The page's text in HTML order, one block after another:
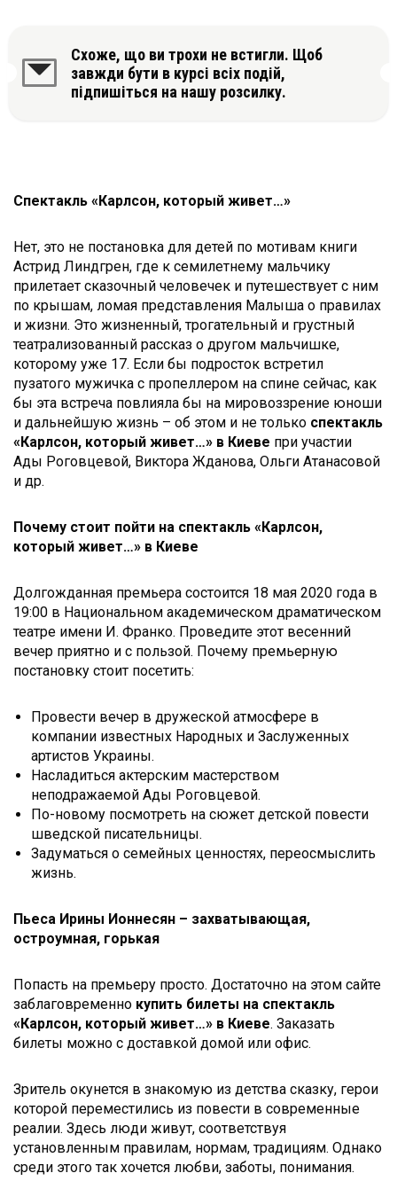
Схоже, що ви трохи не встигли. Щоб
завжди бути в курсі всіх подій,
підпишіться на нашу розсилку.
Спектакль «Карлсон, который живет…»
Нет, это не постановка для детей по мотивам книги
Астрид Линдгрен, где к семилетнему мальчику
прилетает сказочный человечек и путешествует с ним
по крышам, ломая представления Малыша о правилах
и жизни. Это жизненный, трогательный и грустный
театрализованный рассказ о другом мальчишке,
которому уже 17. Если бы подросток встретил
пузатого мужичка с пропеллером на спине сейчас, как
бы эта встреча повлияла бы на мировоззрение юноши
и дальнейшую жизнь – об этом и не только спектакль
«Карлсон, который живет…» в Киеве при участии
Ады Роговцевой, Виктора Жданова, Ольги Атанасовой
и др.
Почему стоит пойти на спектакль «Карлсон,
который живет…» в Киеве
Долгожданная премьера состоится 18 мая 2020 года в
19:00 в Национальном академическом драматическом
театре имени И. Франко. Проведите этот весенний
вечер приятно и с пользой. Почему премьерную
постановку стоит посетить:
Провести вечер в дружеской атмосфере в
компании известных Народных и Заслуженных
артистов Украины.
Насладиться актерским мастерством
неподражаемой Ады Роговцевой.
По-новому посмотреть на сюжет детской повести
шведской писательницы.
Задуматься о семейных ценностях, переосмыслить
жизнь.
Пьеса Ирины Ионнесян – захватывающая,
остроумная, горькая
Попасть на премьеру просто. Достаточно на этом сайте
заблаговременно купить билеты на спектакль
«Карлсон, который живет…» в Киеве. Заказать
билеты можно с доставкой домой или офис.
Зритель окунется в знакомую из детства сказку, герои
которой переместились из повести в современные
реалии. Здесь люди живут, соответствуя
установленным правилам, нормам, традициям. Однако
среди этого так хочется любви, заботы, понимания.